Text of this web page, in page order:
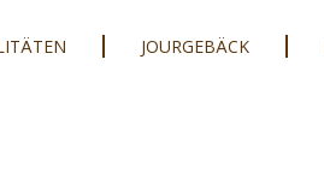
JOURGEBÄCK